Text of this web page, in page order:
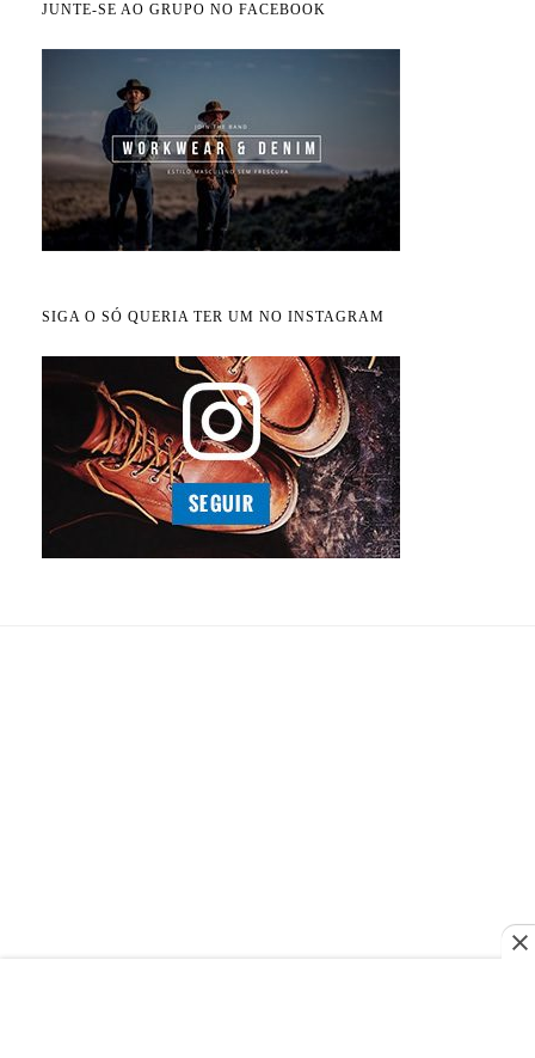
JUNTE-SE AO GRUPO NO FACEBOOK
SIGA O SÓ QUERIA TER UM NO INSTAGRAM